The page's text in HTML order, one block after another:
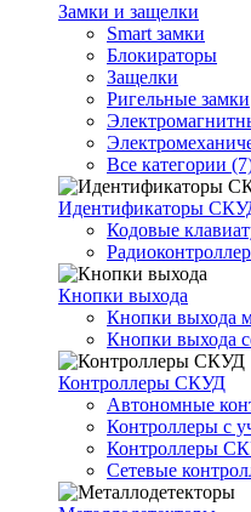
Замки и защелки
Smart замки
Блокираторы
Защелки
Ригельные замки
Все категории
Идентификаторы
Кодовые
Кнопки выхода
Кнопки выхода
Кнопки выхода
Контроллеры СКУД
Автономные
Контроллеры с
Контроллеры
Сетевые